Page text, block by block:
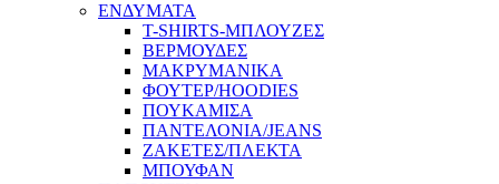
ΕΝΔΥΜΑΤΑ
T-SHIRTS-ΜΠΛΟΥΖΕΣ
ΒΕΡΜΟΥΔΕΣ
ΜΑΚΡΥΜΑΝΙΚΑ
ΦΟΥΤΕΡ/HOODIES
ΠΟΥΚΑΜΙΣΑ
ΠΑΝΤΕΛΟΝΙΑ/JEANS
ΖΑΚΕΤΕΣ/ΠΛΕΚΤΑ
ΜΠΟΥΦΑΝ